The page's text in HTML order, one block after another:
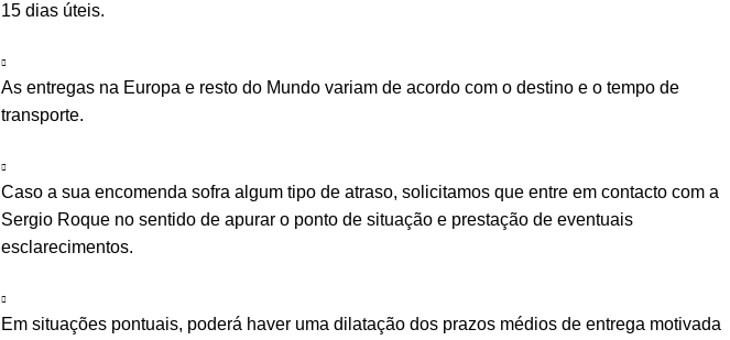
15 dias úteis.
As entregas na Europa e resto do Mundo variam de acordo com o destino e o tempo de
transporte.
Caso a sua encomenda sofra algum tipo de atraso, solicitamos que entre em contacto com a
Sergio Roque no sentido de apurar o ponto de situação e prestação de eventuais
esclarecimentos.
Em situações pontuais, poderá haver uma dilatação dos prazos médios de entrega motivada